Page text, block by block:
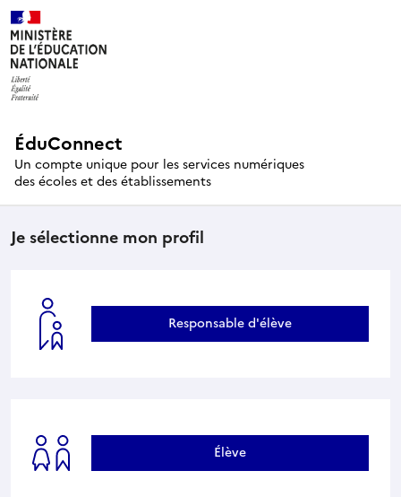
ÉduConnect
Un compte unique pour les services numériques
des écoles et des établissements
Je sélectionne mon profil
Responsable d'élève
Élève